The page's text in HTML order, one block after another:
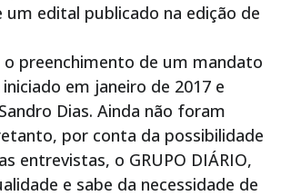
edital publicado na edição de
preenchimento de um mandato
em janeiro de 2017 e
Dias. Ainda não foram
por conta da possibilidade
entrevistas, o GRUPO DIÁRIO,
e sabe da necessidade de